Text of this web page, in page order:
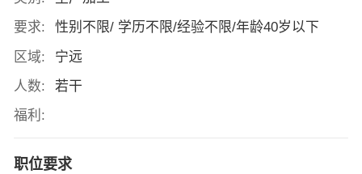
要求:
性别不限/ 学历不限/经验不限/年龄40岁以下
区域:
宁远
人数:
若干
福利:
职位要求